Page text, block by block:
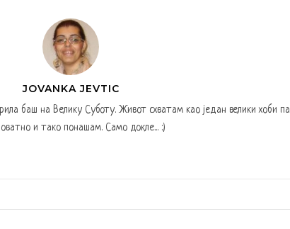
JOVANKA JEVTIC
баш на Велику Суботу. Живот схватам као један велики хоби па
и тако понашам. Само докле... :)